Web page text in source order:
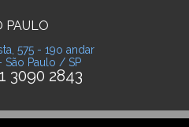
PAULO
575 - 19o andar
São Paulo / SP
3090 2843